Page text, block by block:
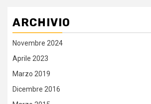
ARCHIVIO
Novembre 2024
Aprile 2023
Marzo 2019
Dicembre 2016